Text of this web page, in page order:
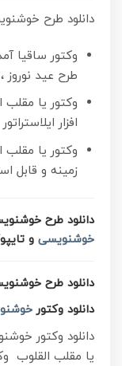
دانلود طرح
وکتور ساقیا
طرح عید
افزار ایلاستراتور
زمینه و قابل
دانلود طرح
خوشنویسی و
دانلود طرح
دانلود وکتور
دانلود وکتور
یا مقلب القلوب